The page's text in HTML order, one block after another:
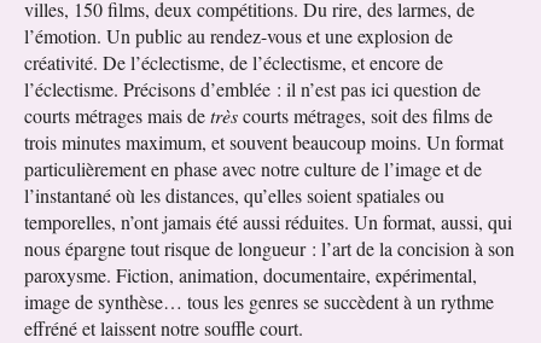
villes, 150 films, deux compétitions. Du rire, des larmes, de
l’émotion. Un public au rendez-vous et une explosion de
créativité. De l’éclectisme, de l’éclectisme, et encore de
l’éclectisme. Précisons d’emblée : il n’est pas ici question de
courts métrages mais detrèscourts métrages, soit des films de
trois minutes maximum, et souvent beaucoup moins. Un format
particulièrement en phase avec notre culture de l’image et de
l’instantané où les distances, qu’elles soient spatiales ou
temporelles, n’ont jamais été aussi réduites. Un format, aussi, qui
nous épargne tout risque de longueur : l’art de la concision à son
paroxysme. Fiction, animation, documentaire, expérimental,
image de synthèse… tous les genres se succèdent à un rythme
effréné et laissent notre souffle court.